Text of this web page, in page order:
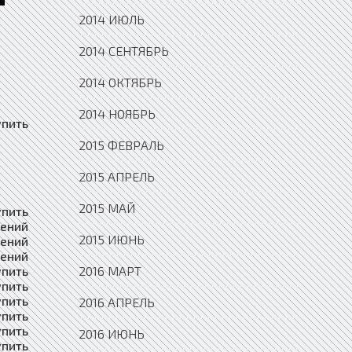
Володарск, Доска объявлений Купить Недвижимость Волоколамск, Доска объявлений Купить Недвижимость Волосово, Доска объявлений Купить Недвижимость Волхов, Доска объявлений Купить Недвижимость Волчанск, Доска объявлений Купить Недвижимость Вольск, Доска объявлений Купить Недвижимость Воркута, Доска объявлений Купить Недвижимость Воронеж, Доска объявлений Купить Недвижимость Ворсма, Доска объявлений Купить Недвижимость Воскресенск, Доска объявлений Купить Недвижимость Воткинск, До
2014 ИЮЛЬ
2014 СЕНТЯБРЬ
2014 ОКТЯБРЬ
2014 НОЯБРЬ
2015 ФЕВРАЛЬ
2015 АПРЕЛЬ
2015 МАЙ
2015 ИЮНЬ
2016 МАРТ
2016 АПРЕЛЬ
2016 ИЮНЬ